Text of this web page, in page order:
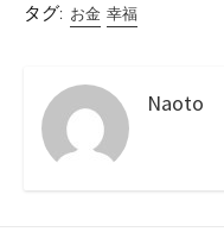
タグ: お金 幸福
Naoto